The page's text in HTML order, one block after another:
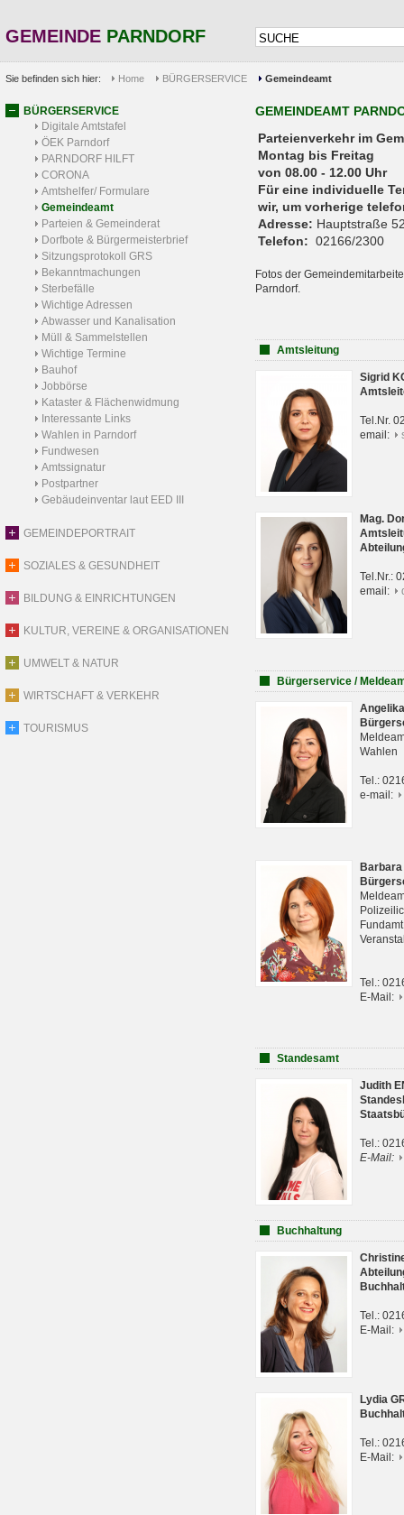
GEMEINDE PARNDORF
Sie befinden sich hier: Home BÜRGERSERVICE Gemeindeamt
BÜRGERSERVICE
Digitale Amtstafel
ÖEK Parndorf
PARNDORF HILFT
CORONA
Amtshelfer/ Formulare
Gemeindeamt
Parteien & Gemeinderat
Dorfbote & Bürgermeisterbrief
Sitzungsprotokoll GRS
Bekanntmachungen
Sterbefälle
Wichtige Adressen
Abwasser und Kanalisation
Müll & Sammelstellen
Wichtige Termine
Bauhof
Jobbörse
Kataster & Flächenwidmung
Interessante Links
Wahlen in Parndorf
Fundwesen
Amtssignatur
Postpartner
Gebäudeinventar laut EED III
GEMEINDEPORTRAIT
SOZIALES & GESUNDHEIT
BILDUNG & EINRICHTUNGEN
KULTUR, VEREINE & ORGANISATIONEN
UMWELT & NATUR
WIRTSCHAFT & VERKEHR
TOURISMUS
GEMEINDEAMT
Parteienverkehr
Montag bis Freitag
von 08.00 - 12.00 Uhr
Für eine individuelle
wir, um vorherige
Adresse: Hauptstraße
Telefon: 02166/2300
Fotos der
Parndorf.
Amtsleitung
Sigrid
Tel.Nr.
email:
Mag.
Tel.Nr.:
email:
Bürgerservice /
Wahlen
Tel.:
e-mail:
Tel.:
E-Mail:
Standesamt
Judith
Tel.:
E-Mail:
Buchhaltung
Tel.:
E-Mail:
Lydia
Tel.:
E-Mail: